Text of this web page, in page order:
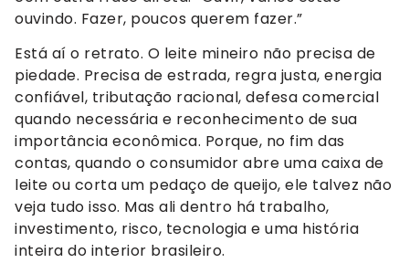
ouvindo. Fazer, poucos querem fazer.”
Está aí o retrato. O leite mineiro não precisa de
piedade. Precisa de estrada, regra justa, energia
confiável, tributação racional, defesa comercial
quando necessária e reconhecimento de sua
importância econômica. Porque, no fim das
contas, quando o consumidor abre uma caixa de
leite ou corta um pedaço de queijo, ele talvez não
veja tudo isso. Mas ali dentro há trabalho,
investimento, risco, tecnologia e uma história
inteira do interior brasileiro.